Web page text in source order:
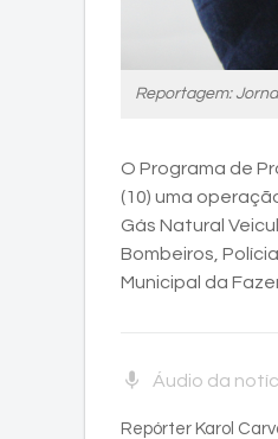
Reportagem:
O Programa de
(10) uma
Gás Natural
Bombeiros,
Municipal da
mic Áudio da
Repórter Karol